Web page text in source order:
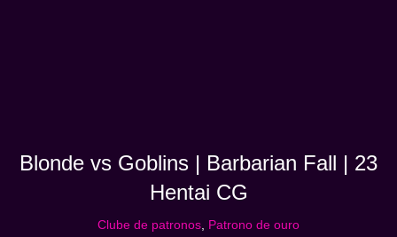
Blonde vs Goblins | Barbarian Fall | 23
Hentai CG
Clube de patronos Patrono de ouro